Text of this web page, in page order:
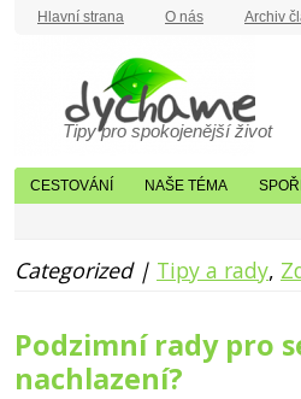
Hlavní strana O nás Archiv
Tipy pro spokojenější život
CESTOVÁNÍ NAŠE TÉMA
Categorized | Tipy a rady,
Podzimní rady pro
nachlazení?